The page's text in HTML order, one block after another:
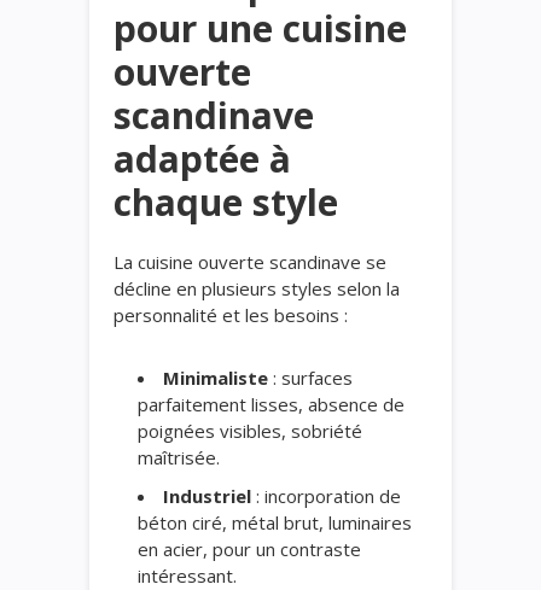
pour une cuisine
ouverte
scandinave
adaptée à
chaque style
La cuisine ouverte scandinave se
décline en plusieurs styles selon la
personnalité et les besoins :
Minimaliste : surfaces
parfaitement lisses, absence de
poignées visibles, sobriété
maîtrisée.
Industriel : incorporation de
béton ciré, métal brut, luminaires
en acier, pour un contraste
intéressant.